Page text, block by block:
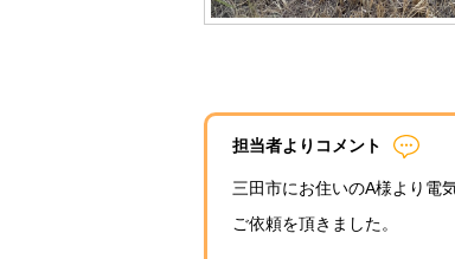
担当者よりコメント
三田市にお住いのA様より電
ご依頼を頂きました。